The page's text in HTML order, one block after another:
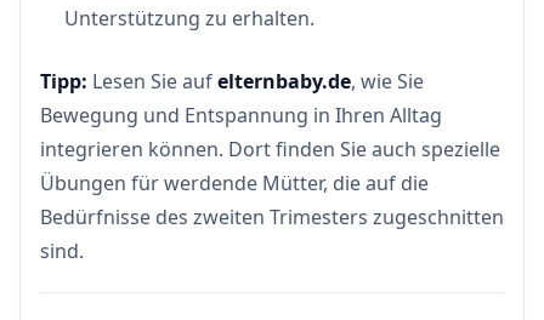
Unterstützung zu erhalten.
Tipp: Lesen Sie aufelternbaby.de, wie Sie
Bewegung und Entspannung in Ihren Alltag
integrieren können. Dort finden Sie auch spezielle
Übungen für werdende Mütter, die auf die
Bedürfnisse des zweiten Trimesters zugeschnitten
sind.